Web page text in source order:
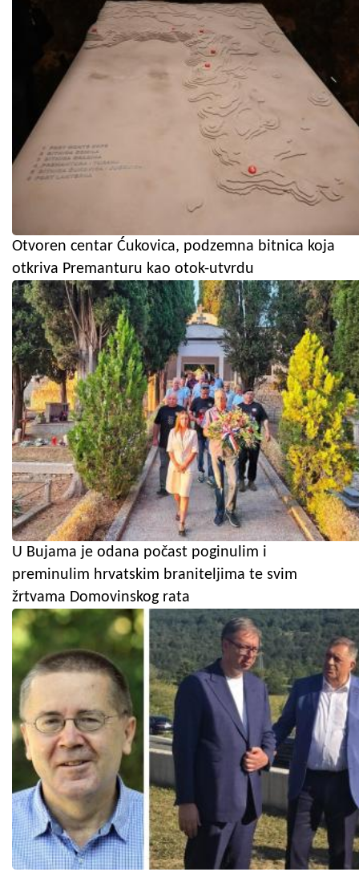
Otvoren centar Ćukovica, podzemna bitnica koja
otkriva Premanturu kao otok-utvrdu
U Bujama je odana počast poginulim i
preminulim hrvatskim braniteljima te svim
žrtvama Domovinskog rata